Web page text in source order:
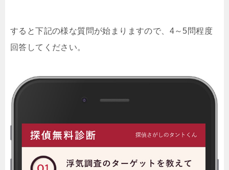
すると下記の様な質問が始まりますので、4～5問程度
回答してください。